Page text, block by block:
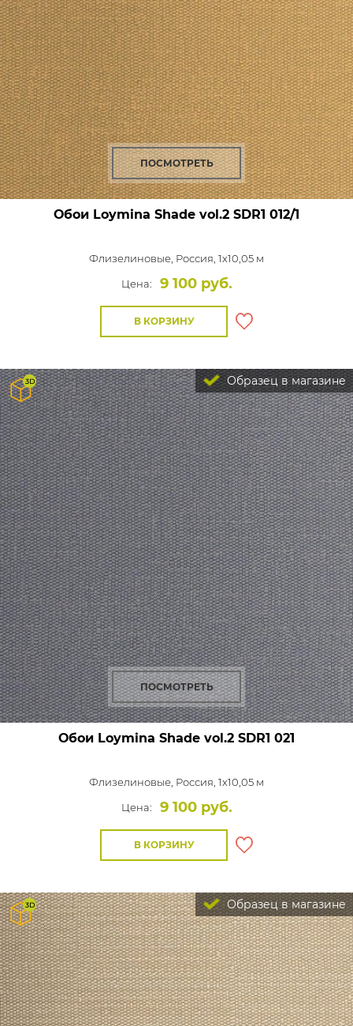
ПОСМОТРЕТЬ
Обои Loymina Shade vol.2 SDR1 012/1
Флизелиновые, Россия, 1x10,05 м
Цена:
9 100 руб.
В КОРЗИНУ
Образец в магазине
ПОСМОТРЕТЬ
Обои Loymina Shade vol.2 SDR1 021
Флизелиновые, Россия, 1x10,05 м
Цена:
9 100 руб.
В КОРЗИНУ
Образец в магазине